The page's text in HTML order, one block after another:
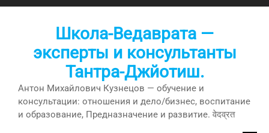
Перейти
Школа-Ведаврата —
эксперты и консультанты
Тантра-Джйотиш.
Антон Михайлович Кузнецов — обучение и
консультации: отношения и дело/бизнес, воспитание
и образование, Предназначение и развитие. वेदव्रत